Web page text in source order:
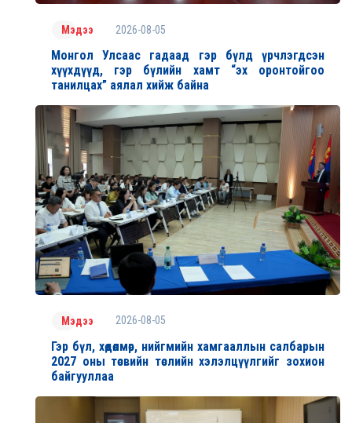
Мэдээ 2026-08-05
Монгол Улсаас гадаад гэр бүлд үрчлэгдсэн
хүүхдүүд, гэр бүлийн хамт “эх оронтойгоо
танилцах” аялал хийж байна
Мэдээ 2026-08-05
Гэр бүл, хөдөлмөр, нийгмийн хамгааллын салбарын
2027 оны төсвийн төслийн хэлэлцүүлгийг зохион
байгууллаа